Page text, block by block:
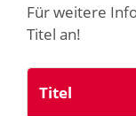
Für weitere
Titel an!
Titel